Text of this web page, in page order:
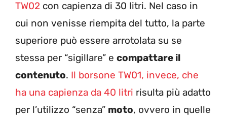
TW02 con capienza di 30 litri. Nel caso in
cui non venisse riempita del tutto, la parte
superiore può essere arrotolata su se
stessa per “sigillare” e compattare il
contenuto. Il borsone TW01, invece, che
ha una capienza da 40 litri risulta più adatto
per l’utilizzo “senza” moto, ovvero in quelle